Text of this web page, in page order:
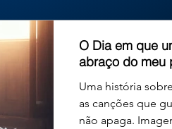
O Dia em que
abraço do meu
Uma história
as canções que
não apaga. Imagem ilustrativa criada por